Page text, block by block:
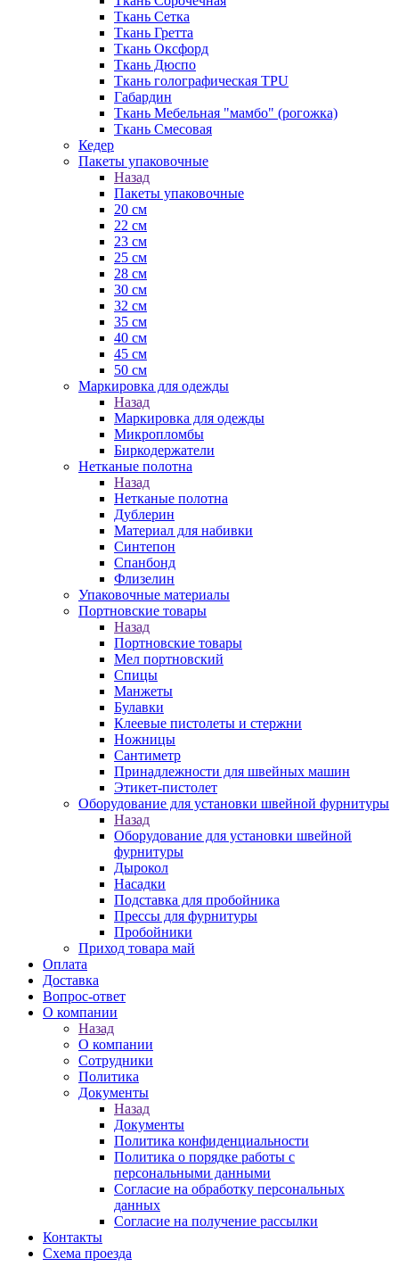
Ткань Сетка
Ткань Гретта
Ткань Оксфорд
Ткань Дюспо
Ткань голографическая TPU
Габардин
Ткань Мебельная "мамбо" (рогожка)
Ткань Смесовая
Кедер
Пакеты упаковочные
Назад
Пакеты упаковочные
20 см
22 см
23 см
25 см
28 см
30 см
32 см
35 см
40 см
45 см
50 см
Маркировка для одежды
Назад
Маркировка для одежды
Микропломбы
Биркодержатели
Нетканые полотна
Назад
Нетканые полотна
Дублерин
Материал для набивки
Синтепон
Спанбонд
Флизелин
Упаковочные материалы
Портновские товары
Назад
Портновские товары
Мел портновский
Спицы
Манжеты
Булавки
Клеевые пистолеты и стержни
Ножницы
Сантиметр
Принадлежности для швейных машин
Этикет-пистолет
Оборудование для установки швейной фурнитуры
Назад
Оборудование для установки швейной
фурнитуры
Дырокол
Насадки
Подставка для пробойника
Прессы для фурнитуры
Пробойники
Приход товара май
Оплата
Доставка
Вопрос-ответ
О компании
Назад
О компании
Сотрудники
Политика
Документы
Назад
Документы
Политика конфиденциальности
Политика о порядке работы с
персональными данными
Согласие на обработку персональных
данных
Согласие на получение рассылки
Контакты
Схема проезда